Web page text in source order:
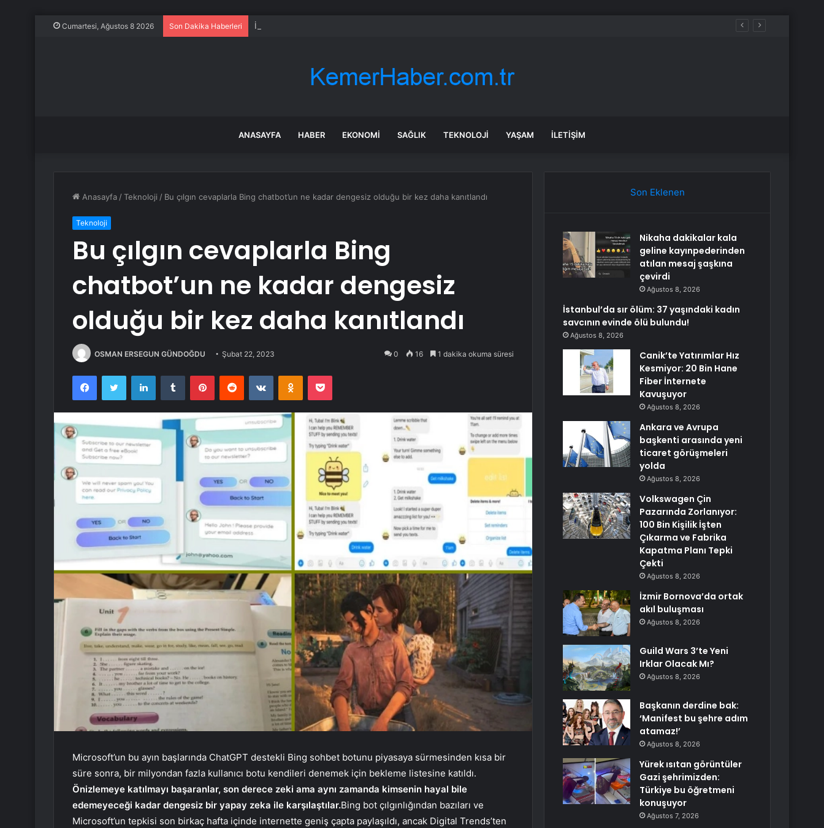
Cumartesi, Ağustos 8 2026 Son Dakika Haberleri İstanbul’da sır ölüm: 37 yaşındaki kadın savcının evinde ölü bulundu!
ANASAYFA HABER EKONOMI SAĞLIK TEKNOLOJI YAŞAM İLETIŞIM
Anasayfa /Teknoloji / Bu çılgın cevaplarla Bing chatbot’un ne kadar dengesiz olduğu bir kez daha kanıtlandı
Teknoloji
Bu çılgın cevaplarla Bing
chatbot’un ne kadar dengesiz
olduğu bir kez daha kanıtlandı
OSMAN ERSEGUN GÜNDOĞDU Şubat 22, 2023 0 16 1 dakika okuma süresi
FacebookTwitter LinkedInTumblr PinterestReddit VKontakteOdnoklassniki
Pocket
Microsoft’un bu ayın başlarında ChatGPT destekli Bing sohbet botunu piyasaya sürmesinden kısa bir
süre sonra, bir milyondan fazla kullanıcı botu kendileri denemek için bekleme listesine katıldı.
Önizlemeye katılmayı başaranlar, son derece zeki ama aynı zamanda kimsenin hayal bile
edemeyeceği kadar dengesiz bir yapay zeka ile karşılaştılar.Bing bot çılgınlığından bazıları ve
Microsoft’un tepkisi son birkaç hafta içinde internette geniş çapta paylaşıldı, ancak Digital Trends’ten
Son Eklenen
Nikaha dakikalar kala
geline kayınpederinden
atılan mesaj şaşkına
çevirdi
Ağustos 8, 2026
İstanbul’da sır ölüm: 37 yaşındaki kadın
savcının evinde ölü bulundu!
Ağustos 8, 2026
Canik’te Yatırımlar Hız
Kesmiyor: 20 Bin Hane
Fiber İnternete
Kavuşuyor
Ağustos 8, 2026
Ankara ve Avrupa
başkenti arasında yeni
ticaret görüşmeleri
yolda
Ağustos 8, 2026
Volkswagen Çin
Pazarında Zorlanıyor:
100 Bin Kişilik İşten
Çıkarma ve Fabrika
Kapatma Planı Tepki
Çekti
Ağustos 8, 2026
İzmir Bornova’da ortak
akıl buluşması
Ağustos 8, 2026
Guild Wars 3’te Yeni
Irklar Olacak Mı?
Ağustos 8, 2026
Başkanın derdine bak:
‘Manifest bu şehre adım
atamaz!’
Ağustos 8, 2026
Yürek ısıtan görüntüler
Gazi şehrimizden:
Türkiye bu öğretmeni
konuşuyor
Ağustos 7, 2026